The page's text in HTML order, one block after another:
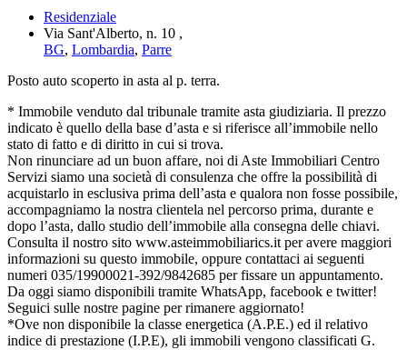
Residenziale
Via Sant'Alberto, n. 10 ,
BG, Lombardia, Parre
Posto auto scoperto in asta al p. terra.
* Immobile venduto dal tribunale tramite asta giudiziaria. Il prezzo
indicato è quello della base d’asta e si riferisce all’immobile nello
stato di fatto e di diritto in cui si trova.
Non rinunciare ad un buon affare, noi di Aste Immobiliari Centro
Servizi siamo una società di consulenza che offre la possibilità di
acquistarlo in esclusiva prima dell’asta e qualora non fosse possibile,
accompagniamo la nostra clientela nel percorso prima, durante e
dopo l’asta, dallo studio dell’immobile alla consegna delle chiavi.
Consulta il nostro sito www.asteimmobiliarics.it per avere maggiori
informazioni su questo immobile, oppure contattaci ai seguenti
numeri 035/19900021-392/9842685 per fissare un appuntamento.
Da oggi siamo disponibili tramite WhatsApp, facebook e twitter!
Seguici sulle nostre pagine per rimanere aggiornato!
*Ove non disponibile la classe energetica (A.P.E.) ed il relativo
indice di prestazione (I.P.E), gli immobili vengono classificati G.